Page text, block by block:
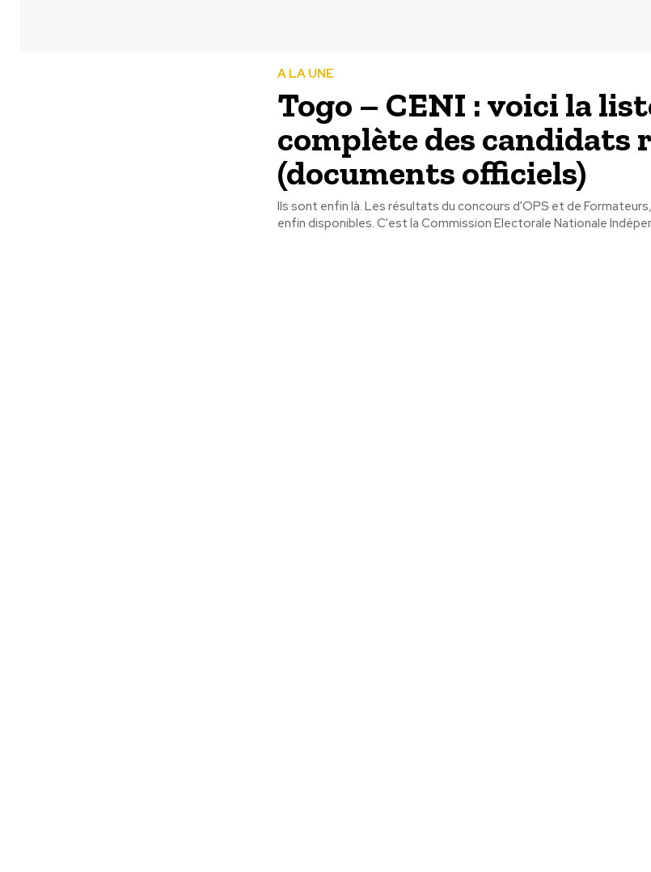
A LA UNE
Togo – CENI : voici la
complète des candidats
(documents officiels)
Ils sont enfin là. Les résultats du concours d'OPS et de
enfin disponibles. C'est la Commission Electorale Nationale